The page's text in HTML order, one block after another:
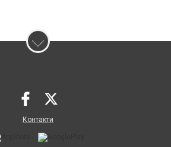
Контакти